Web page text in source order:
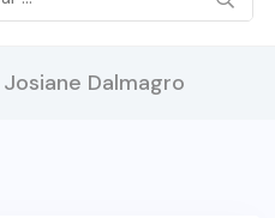
Dalmagro